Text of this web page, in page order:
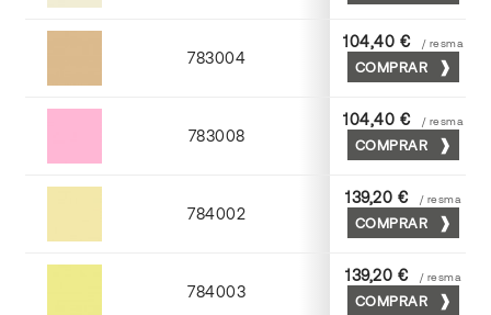
783004
Moka
104,40 € / resma
COMPRAR
783008
Coral
104,40 € / resma
COMPRAR
784002
Crema
139,20 € / resma
COMPRAR
784003
Amarillo
139,20 € / resma
COMPRAR